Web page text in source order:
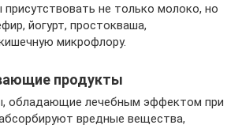
не только молоко, но
йогурт, простокваша,
микрофлору.
продукты
обладающие лечебным эффектом при
вредные вещества,